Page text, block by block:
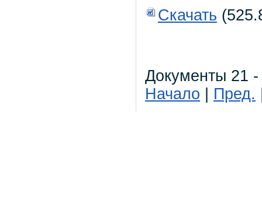
Скачать
Документы 21 -
Начало
Пред.